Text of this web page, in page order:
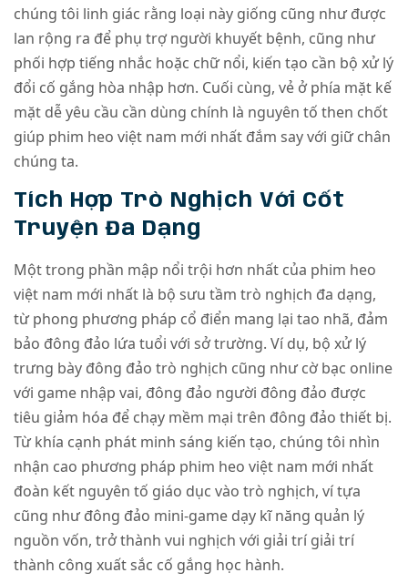
chúng tôi linh giác rằng loại này giống cũng như được
lan rộng ra để phụ trợ người khuyết bệnh, cũng như
phối hợp tiếng nhắc hoặc chữ nổi, kiến tạo cần bộ xử lý
đổi cố gắng hòa nhập hơn. Cuối cùng, vẻ ở phía mặt kế
mặt dễ yêu cầu cần dùng chính là nguyên tố then chốt
giúp phim heo việt nam mới nhất đắm say với giữ chân
chúng ta.
Tích Hợp Trò Nghịch Với Cốt
Truyện Đa Dạng
Một trong phần mập nổi trội hơn nhất của phim heo
việt nam mới nhất là bộ sưu tầm trò nghịch đa dạng,
từ phong phương pháp cổ điển mang lại tao nhã, đảm
bảo đông đảo lứa tuổi với sở trường. Ví dụ, bộ xử lý
trưng bày đông đảo trò nghịch cũng như cờ bạc online
với game nhập vai, đông đảo người đông đảo được
tiêu giảm hóa để chạy mềm mại trên đông đảo thiết bị.
Từ khía cạnh phát minh sáng kiến tạo, chúng tôi nhìn
nhận cao phương pháp phim heo việt nam mới nhất
đoàn kết nguyên tố giáo dục vào trò nghịch, ví tựa
cũng như đông đảo mini-game dạy kĩ năng quản lý
nguồn vốn, trở thành vui nghịch với giải trí giải trí
thành công xuất sắc cố gắng học hành.